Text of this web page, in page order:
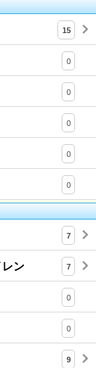
15
0
0
0
0
0
7
ン 7
0
0
9